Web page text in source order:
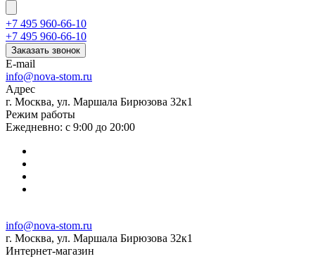
+7 495 960-66-10
+7 495 960-66-10
Заказать звонок
E-mail
info@nova-stom.ru
Адрес
г. Москва, ул. Маршала Бирюзова 32к1
Режим работы
Ежедневно: с 9:00 до 20:00
info@nova-stom.ru
г. Москва, ул. Маршала Бирюзова 32к1
Интернет-магазин